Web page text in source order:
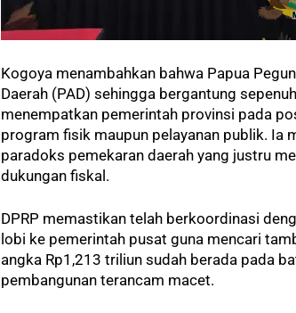
Kogoya menambahkan bahwa Papua
Daerah (PAD) sehingga bergantung
menempatkan pemerintah provinsi pada
program fisik maupun pelayanan publik. Ia
paradoks pemekaran daerah yang justru
dukungan fiskal.
DPRP memastikan telah berkoordinasi
lobi ke pemerintah pusat guna mencari
angka Rp1,213 triliun sudah berada pada
pembangunan terancam macet.